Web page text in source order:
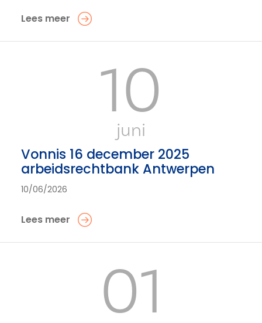
Lees meer
10
juni
Vonnis 16 december 2025
arbeidsrechtbank Antwerpen
10/06/2026
Lees meer
01